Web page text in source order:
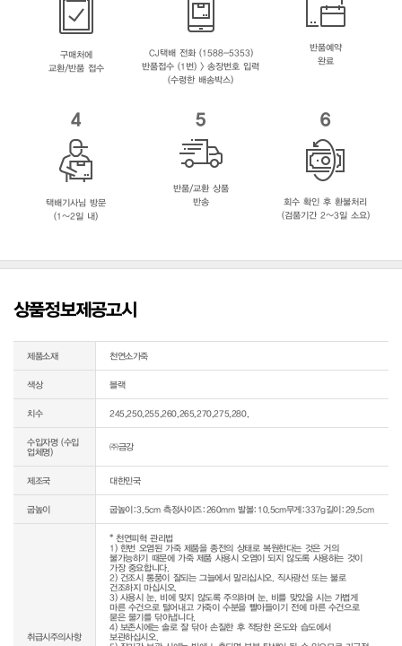
구매처에
교환/반품 접수
CJ택배 전화 (1588-5353)
반품접수 (1번) > 송장번호 입력
(수령한 배송박스)
반품예약
완료
4
택배기사님 방문
(1~2일 내)
5
반품/교환 상품
반송
6
회수 확인 후 환불처리
(검품기간 2~3일 소요)
상품정보제공고시
제품소재 천연소가죽
색상 블랙
치수 245,250,255,260,265,270,275,280,
수입자명 (수입
업체명)
㈜금강
제조국 대한민국
굽높이 굽높이:3.5cm 측정사이즈:260mm 발볼:10.5cm무게:337g길이:29.5cm
취급시주의사항
* 천연피혁 관리법
1) 한번 오염된 가죽 제품을 종전의 상태로 복원한다는 것은 거의
불가능하기 때문에 가죽 제품 사용시 오염이 되지 않도록 사용하는 것이
가장 중요합니다.
2) 건조시 통풍이 잘되는 그늘에서 말리십시오. 직사광선 또는 불로
건조하지 마십시오.
3) 사용시 눈, 비에 맞지 않도록 주의하며 눈, 비를 맞았을 시는 가볍게
마른 수건으로 털어내고 가죽이 수분을 빨아들이기 전에 마른 수건으로
묻은 물기를 닦아냅니다.
4) 보존시에는 솔로 잘 닦아 손질한 후 적당한 온도와 습도에서
보관하십시오.